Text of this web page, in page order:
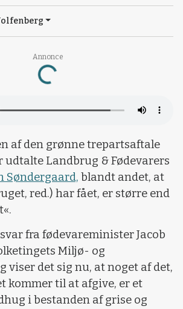
Annonce
Loading...
af den grønne trepartsaftale
udtalte Landbrug & Fødevarers
Søndergaard, blandt andet, at
red.) har fået, er større end
fra fødevareminister Jacob
Miljø- og
viser det sig nu, at noget af det,
kommer til at afgive, er et
i bestanden af grise og